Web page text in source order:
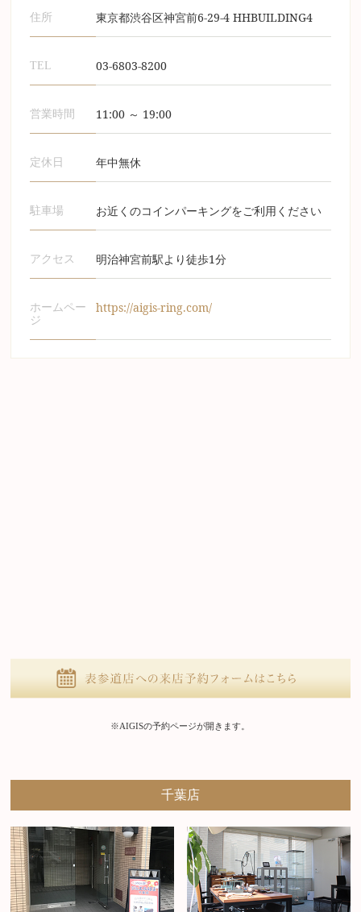
住所 東京都渋谷区神宮前6-29-4 HHBUILDING4
TEL 03-6803-8200
営業時間 11:00 ～ 19:00
定休日 年中無休
駐車場 お近くのコインパーキングをご利用ください
アクセス 明治神宮前駅より徒歩1分
ホームペー
ジ
https://aigis-ring.com/
※AIGISの予約ページが開きます。
千葉店